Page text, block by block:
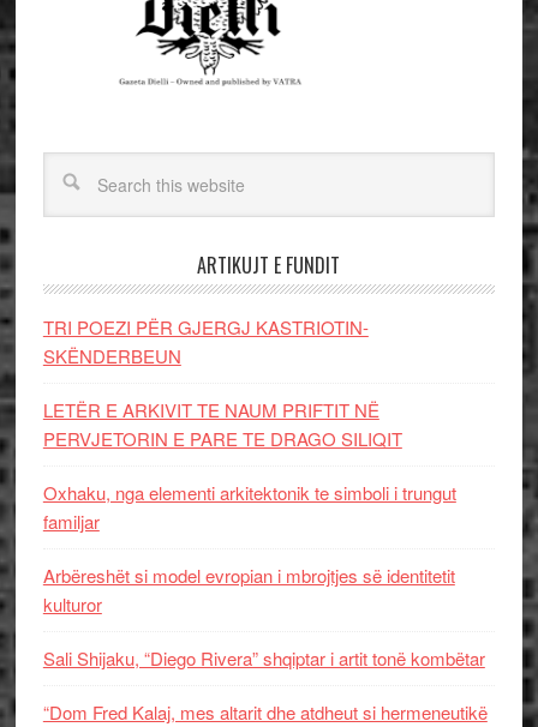
ARTIKUJT E FUNDIT
TRI POEZI PËR GJERGJ KASTRIOTIN-
SKËNDERBEUN
LETËR E ARKIVIT TE NAUM PRIFTIT NË
PERVJETORIN E PARE TE DRAGO SILIQIT
Oxhaku, nga elementi arkitektonik te simboli i trungut
familjar
Arbëreshët si model evropian i mbrojtjes së identitetit
kulturor
Sali Shijaku, “Diego Rivera” shqiptar i artit tonë kombëtar
“Dom Fred Kalaj, mes altarit dhe atdheut si hermeneutikë